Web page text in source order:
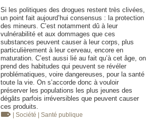
Si les politiques des drogues restent très clivées,
un point fait aujourd’hui consensus : la protection
des mineurs. C’est notamment dû à leur
vulnérabilité et aux dommages que ces
substances peuvent causer à leur corps, plus
particulièrement à leur cerveau, encore en
maturation. C’est aussi lié au fait qu’à cet âge, on
prend des habitudes qui peuvent se révéler
problématiques, voire dangereuses, pour la santé
toute la vie. On s’accorde donc à vouloir
préserver les populations les plus jeunes des
dégâts parfois irréversibles que peuvent causer
ces produits.
| Société | Santé publique